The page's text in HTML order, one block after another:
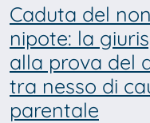
Caduta del
nipote: la
alla prova del
tra nesso di
parentale